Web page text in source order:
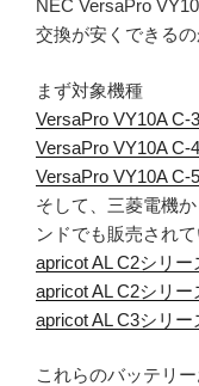
NEC VersaPro
交換が安くできるの
まず対象機種
VersaPro VY10A C-
VersaPro VY10A C-4
VersaPro VY10A C-5
そして、三菱電機
ンドでも販売されて
apricot AL C2シリ
apricot AL C2シリ
apricot AL C3シリ
これらのバッテリ